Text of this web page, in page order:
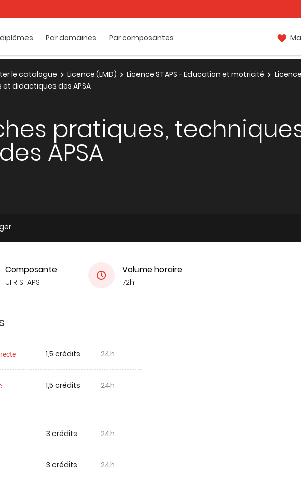
Par domaines Par composantes
le catalogue Licence (LMD) Licence STAPS - Education et motricité
didactiques des APSA
pratiques,
APSA
Composante
UFR STAPS
Volume horaire
72h
1,5 crédits 24h
1,5 crédits 24h
3 crédits 24h
3 crédits 24h